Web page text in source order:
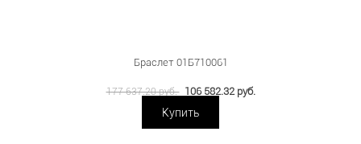
Браслет 01Б710061
177 637.20 руб. 106 582.32 руб.
Купить